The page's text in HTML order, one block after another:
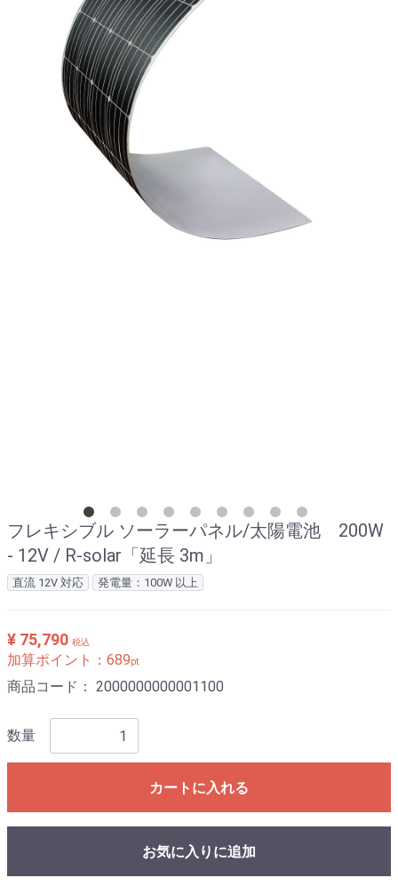
フレキシブル ソーラーパネル/太陽電池 200W
- 12V / R-solar「延長 3m」
直流 12V 対応 発電量：100W 以上
¥ 75,790 税込
加算ポイント： 689pt
商品コード： 2000000000001100
数量
カートに入れる
お気に入りに追加